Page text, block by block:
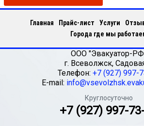
Главная Прайс-лист Услуги
Города где мы
ООО "Эвакуатор-
г. Всеволжск,
Телефон: +7 (927) 997-
E-mail:
Круглосуточно
+7 (927) 997-